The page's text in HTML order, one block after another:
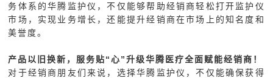
务体系的华腾监护仪，不仅能够帮助经销商轻松打开监护仪
市场，实现业务增长，还能提升经销商在市场上的知名度和
美誉度。
产品以旧换新，服务贴“心”升级华腾医疗全面赋能经销商！
对于经销商朋友们来说，选择华腾监护仪，不仅能确保获得